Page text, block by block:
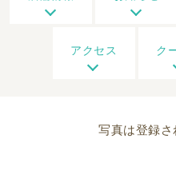
アクセス ク
写真は登録さ